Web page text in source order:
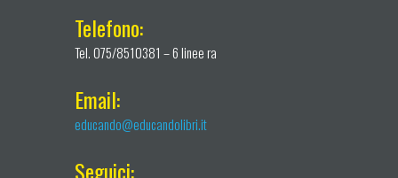
Telefono:
Tel. 075/8510381 – 6 linee ra
Email:
educando@educandolibri.it
Seguici: